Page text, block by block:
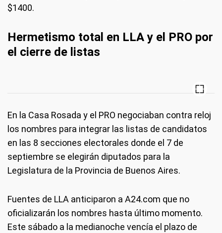
$1400.
Hermetismo total en LLA y el PRO por
el cierre de listas
En la Casa Rosada y el PRO negociaban contra reloj
los nombres para integrar las listas de candidatos
en las 8 secciones electorales donde el 7 de
septiembre se elegirán diputados para la
Legislatura de la Provincia de Buenos Aires.
Fuentes de LLA anticiparon a A24.com que no
oficializarán los nombres hasta último momento.
Este sábado a la medianoche vencía el plazo de